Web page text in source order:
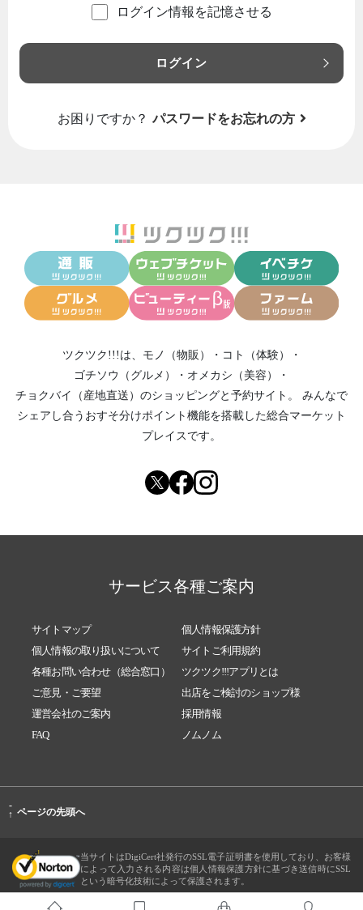
ログイン情報を記憶させる
ログイン
お困りですか？ パスワードをお忘れの方
ツクツク!!!は、 モノ（物販） ・ コト（体験）
・
ゴチソウ（グルメ）
・ オメカシ（美容）
・
チョクバイ（産地直送） のショッピングと予約サイト。
みんなで
シェアし合う おすそ分けポイント機能を搭載した総合マーケット
プレイスです。
サービス各種ご案内
サイトマップ
個人情報保護方針
個人情報の取り扱いについて
サイトご利用規約
各種お問い合わせ（総合窓口）
ツクツク!!!アプリとは
ご意見・ご要望
出店をご検討のショップ様
運営会社のご案内
採用情報
FAQ
ノムノム
-
↑ ページの先頭へ
当サイトはDigiCert社発行のSSL電子証明書を使用しており、お客様
によって入力される内容は個人情報保護方針に基づき送信時にSSL
という暗号化技術によって保護されます。